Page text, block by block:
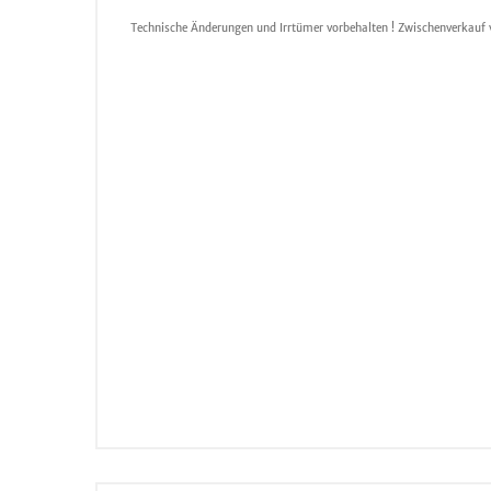
Technische Änderungen und Irrtümer vorbehalten ! Zwischenverkauf